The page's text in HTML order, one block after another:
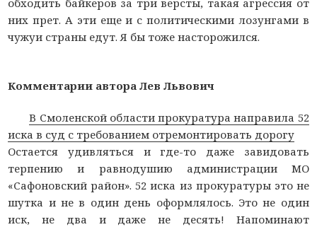
обходить байкеров за три версты, такая агрессия от
них прет. А эти еще и с политическими лозунгами в
чужуи страны едут. Я бы тоже насторожился.
Комментарии автора Лев Львович
В Смоленской области прокуратура направила 52
иска в суд с требованием отремонтировать дорогу
Остается удивляться и где-то даже завидовать
терпению и равнодушию администрации МО
«Сафоновский район». 52 иска из прокуратуры это не
шутка и не в один день оформлялось. Это не один
иск, не два и даже не десять! Напоминают